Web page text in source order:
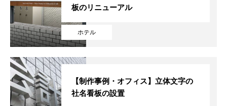
COMPANY
RECRUIT
CONTACT
ホテル
板のリニューアル
【制作事例・オフィス】立体文字の
社名看板の設置